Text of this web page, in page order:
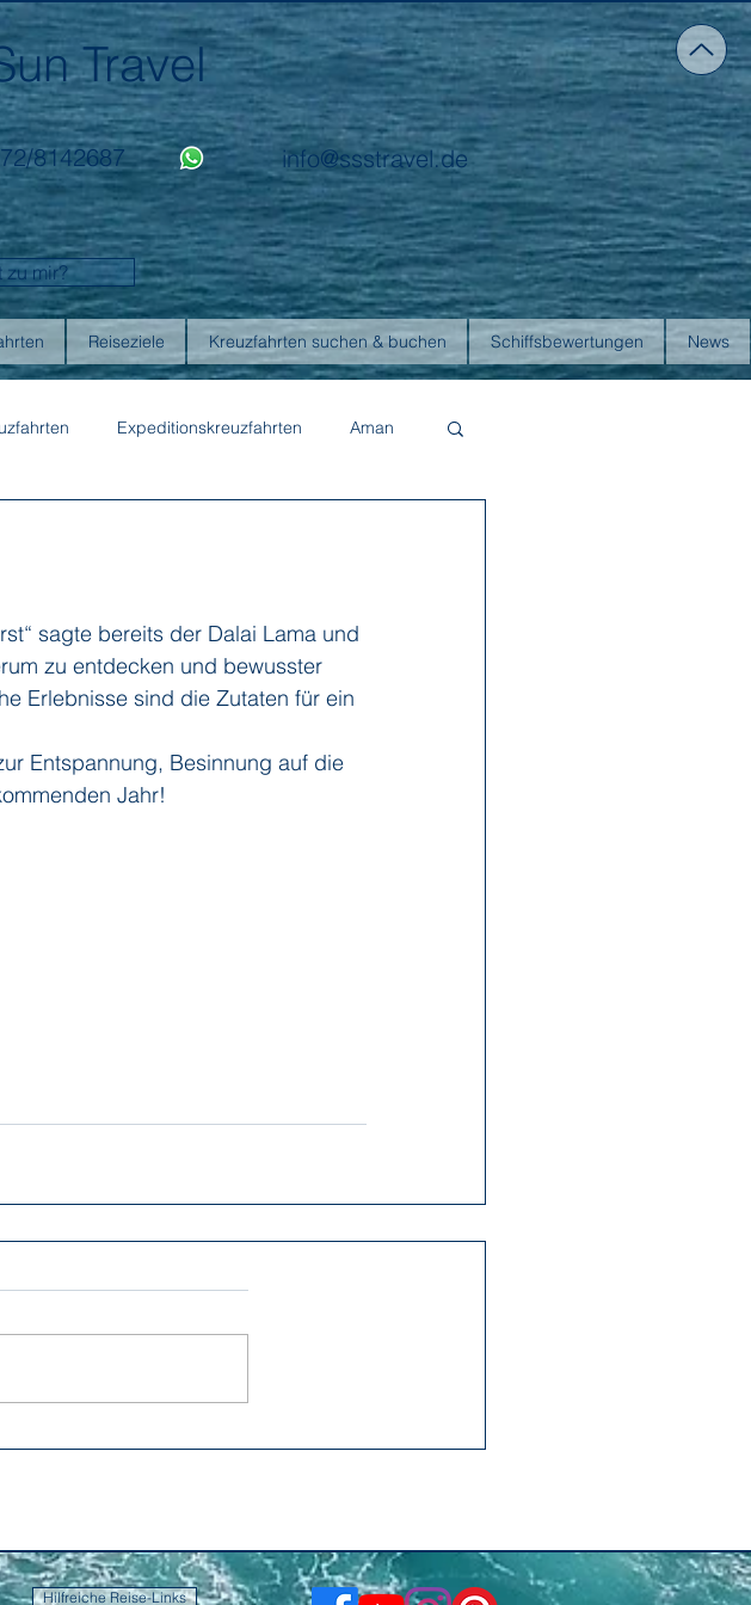
Travel
8142687 info@ssstravel.de
zu mir?
Reiseziele Kreuzfahrten suchen & buchen Schiffsbewertungen News
Expeditionskreuzfahrten Aman
Sailing-Classics Scenic
Silversea Star Clippers
sagte bereits der Dalai Lama und
zu entdecken und bewusster
Erlebnisse sind die Zutaten für ein
Entspannung, Besinnung auf die
Jahr!
Hilfreiche Reise-Links